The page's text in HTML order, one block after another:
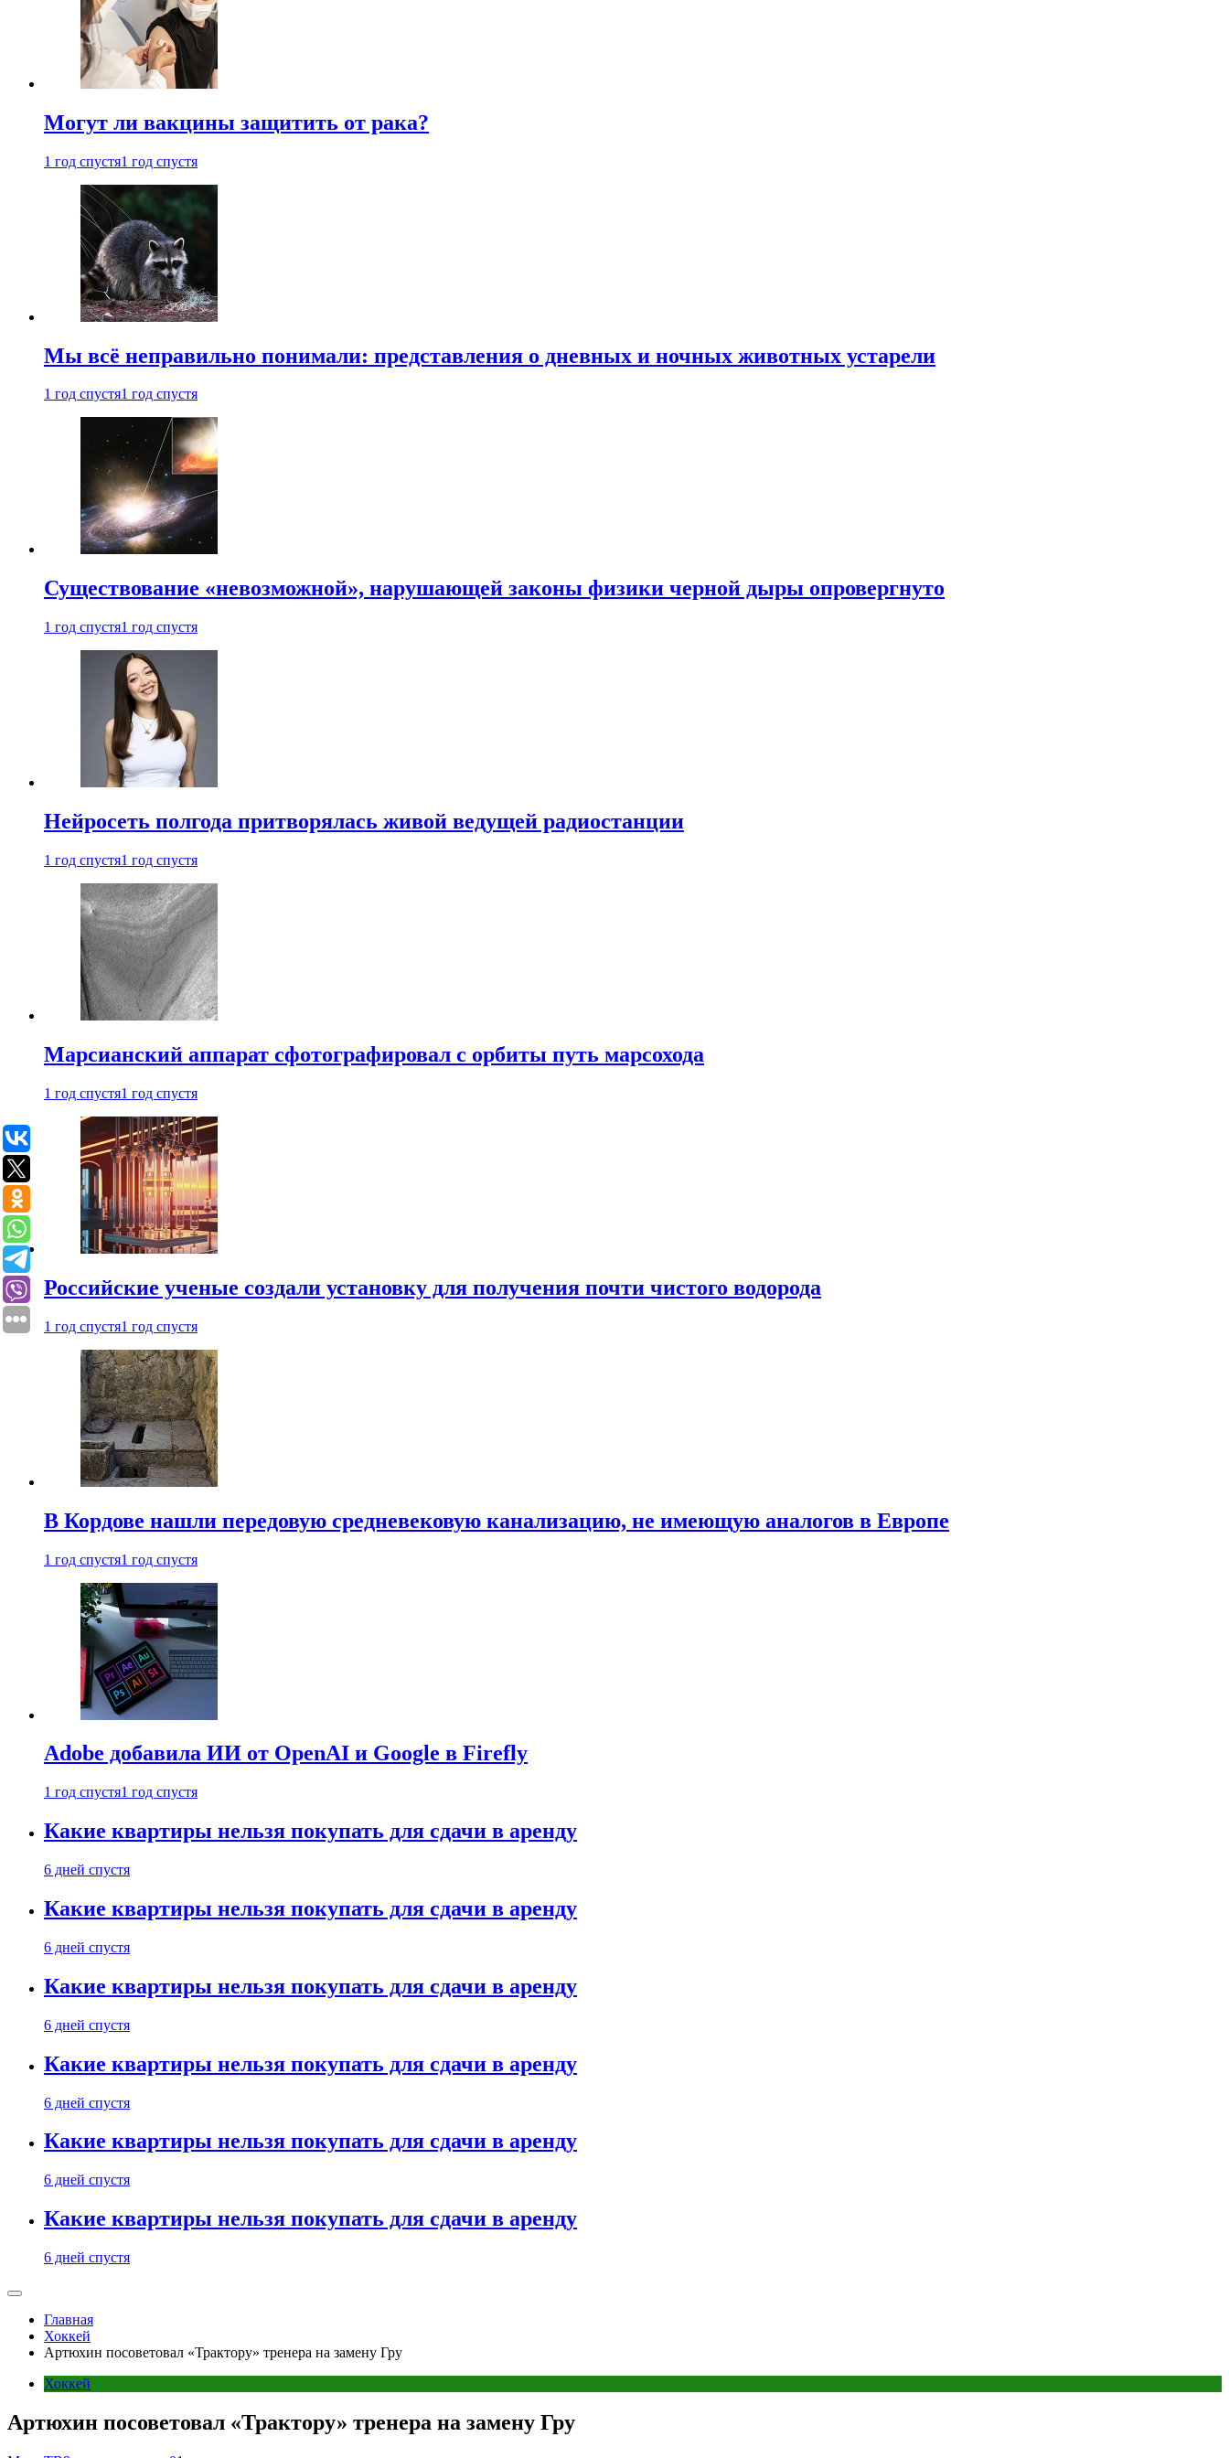
Могут ли вакцины защитить от рака?
1 год спустя1 год спустя
Мы всё неправильно понимали: представления о дневных и ночных животных устарели
1 год спустя1 год спустя
Существование «невозможной», нарушающей законы физики черной дыры опровергнуто
1 год спустя1 год спустя
Нейросеть полгода притворялась живой ведущей радиостанции
1 год спустя1 год спустя
Марсианский аппарат сфотографировал с орбиты путь марсохода
1 год спустя1 год спустя
Российские ученые создали установку для получения почти чистого водорода
1 год спустя1 год спустя
В Кордове нашли передовую средневековую канализацию, не имеющую аналогов в Европе
1 год спустя1 год спустя
Adobe добавила ИИ от OpenAI и Google в Firefly
1 год спустя1 год спустя
Какие квартиры нельзя покупать для сдачи в аренду
6 дней спустя
Какие квартиры нельзя покупать для сдачи в аренду
6 дней спустя
Какие квартиры нельзя покупать для сдачи в аренду
6 дней спустя
Какие квартиры нельзя покупать для сдачи в аренду
6 дней спустя
Какие квартиры нельзя покупать для сдачи в аренду
6 дней спустя
Какие квартиры нельзя покупать для сдачи в аренду
6 дней спустя
Главная
Хоккей
Артюхин посоветовал «Трактору» тренера на замену Гру
Хоккей
Артюхин посоветовал «Трактору» тренера на замену Гру